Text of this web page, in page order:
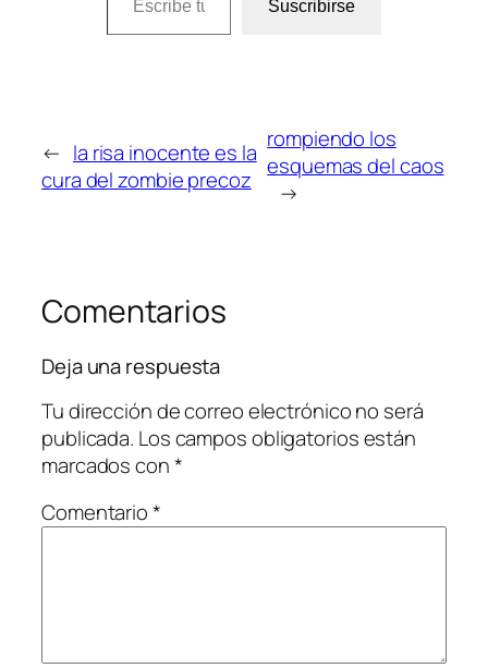
Suscribirse
← la risa inocente es la
cura del zombie precoz
rompiendo los
esquemas del caos
→
Comentarios
Deja una respuesta
Tu dirección de correo electrónico no será
publicada. Los campos obligatorios están
marcados con*
Comentario*